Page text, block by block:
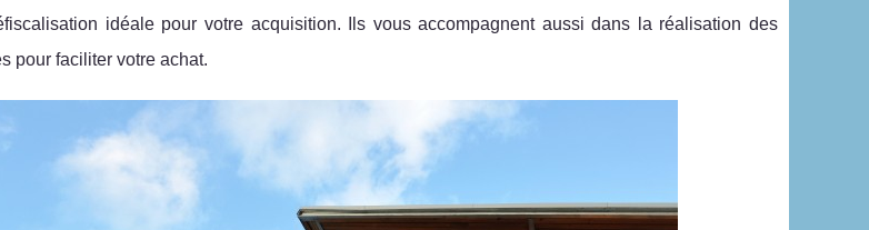
idéale pour votre acquisition. Ils vous accompagnent aussi dans la réalisation des
pour faciliter votre achat.